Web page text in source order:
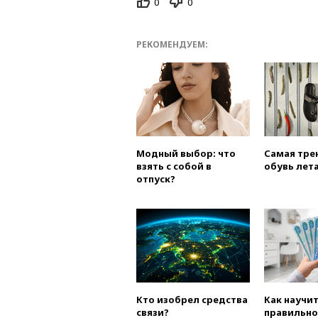
РЕКОМЕНДУЕМ:
Модный выбор: что
взять с собой в
отпуск?
Самая
обувь
Кто изобрел средства
связи?
Как
правильно